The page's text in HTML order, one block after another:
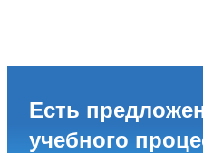
Есть
учебного